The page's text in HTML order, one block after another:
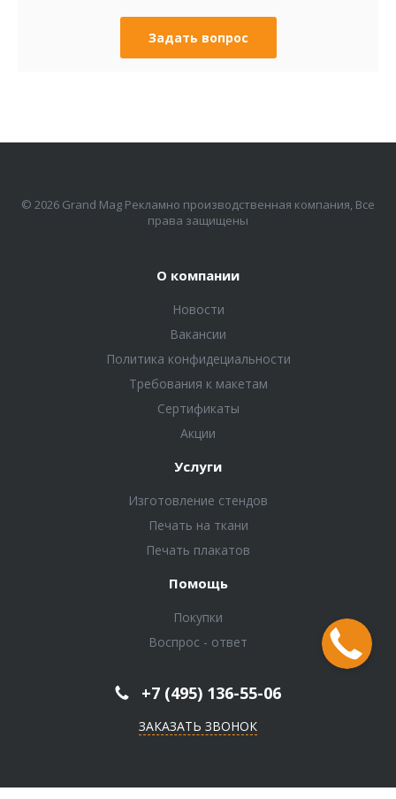
Задать вопрос
© 2026 Grand Mag Рекламно производственная компания, Все
права защищены
О компании
Новости
Вакансии
Политика конфидециальности
Требования к макетам
Сертификаты
Акции
Услуги
Изготовление стендов
Печать на ткани
Печать плакатов
Помощь
Покупки
Воспрос - ответ
+7 (495) 136-55-06
ЗАКАЗАТЬ ЗВОНОК